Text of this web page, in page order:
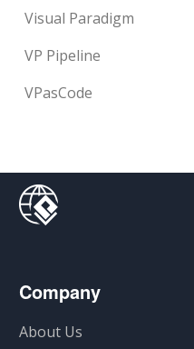
Visual Paradigm
VP Pipeline
VPasCode
Company
About Us